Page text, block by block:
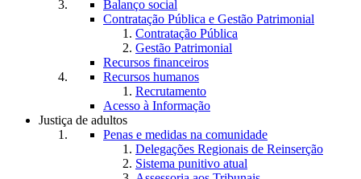
Balanço social
Contratação Pública e Gestão Patrimonial
Contratação Pública
Gestão Patrimonial
Recursos financeiros
Recursos humanos
Recrutamento
Acesso à Informação
Justiça de adultos
Penas e medidas na comunidade
Delegações Regionais de Reinserção
Sistema punitivo atual